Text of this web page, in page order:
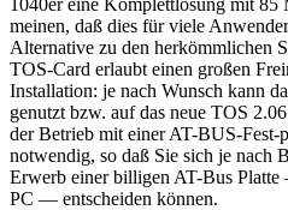
meinen, daß dies für viele
Alternative zu den herkömmlichen
TOS-Card erlaubt einen großen
Installation: je nach Wunsch kann
genutzt bzw. auf das neue TOS
der Betrieb mit einer AT-BUS-Fest-
notwendig, so daß Sie sich je nach
Erwerb einer billigen AT-Bus
PC — entscheiden können.